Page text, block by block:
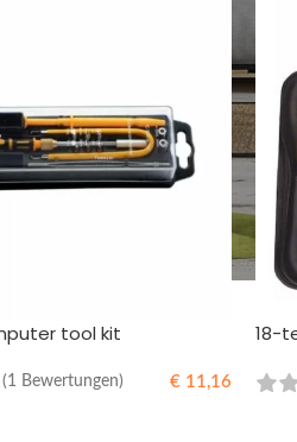
tool kit
(1 Bewertungen) €11,16
18-